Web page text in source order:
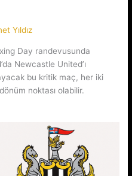
Yıldız
Day randevusunda
Newcastle United’ı
bu kritik maç, her iki
noktası olabilir.